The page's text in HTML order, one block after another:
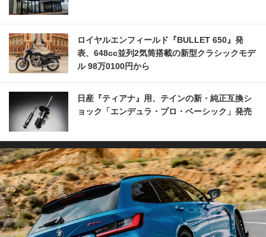
ロイヤルエンフィールド『BULLET 650』発
表、648cc並列2気筒搭載の新型クラシックモデ
ル 98万0100円から
日産『ティアナ』用、テインの新・純正互換シ
ョック「エンデュラ・プロ・ベーシック」発売